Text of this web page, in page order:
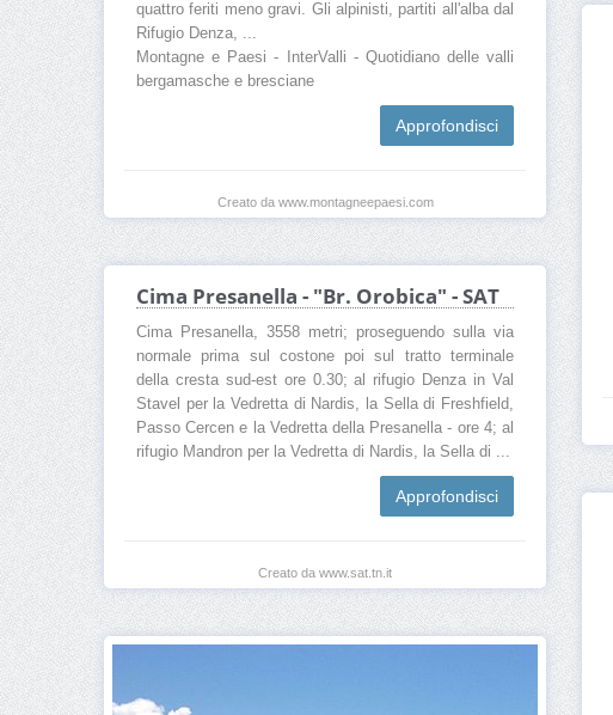
quattro feriti meno gravi. Gli alpinisti, partiti all'alba dal
Rifugio Denza, ...
Montagne e Paesi - InterValli - Quotidiano delle valli
bergamasche e bresciane
Approfondisci
Creato da www.montagneepaesi.com
Cima Presanella - "Br. Orobica" - SAT
Cima Presanella, 3558 metri; proseguendo sulla via
normale prima sul costone poi sul tratto terminale
della cresta sud-est ore 0.30; al rifugio Denza in Val
Stavel per la Vedretta di Nardis, la Sella di Freshfield,
Passo Cercen e la Vedretta della Presanella - ore 4; al
rifugio Mandron per la Vedretta di Nardis, la Sella di ...
Approfondisci
Creato da www.sat.tn.it